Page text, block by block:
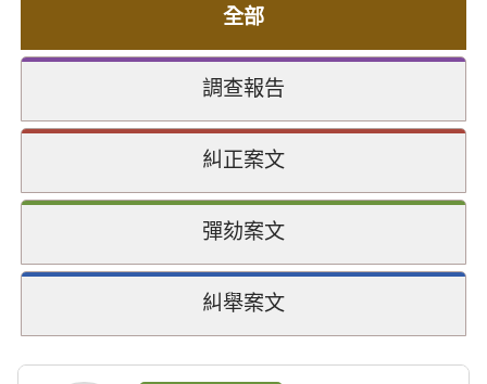
全部
調查報告
糾正案文
彈劾案文
糾舉案文